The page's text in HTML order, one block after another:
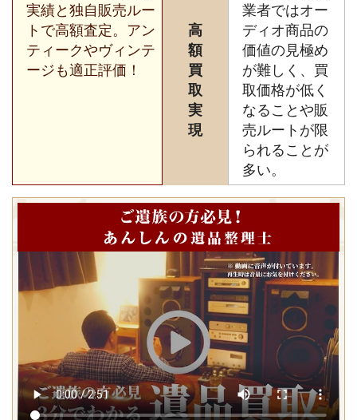
実績と独自販売ルー
トで高額査定。アン
ティークやヴィンテ
ージも適正評価！
高
額
買
取
実
現
業者ではオー
ディオ商品の
価値の見極め
が難しく、買
取価格が低く
なることや販
売ルートが限
られることが
多い。